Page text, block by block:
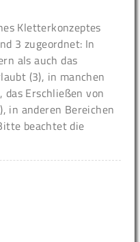
Kletterkonzeptes
3 zugeordnet: In
als auch das
(3), in manchen
Erschließen von
in anderen Bereichen
beachtet die